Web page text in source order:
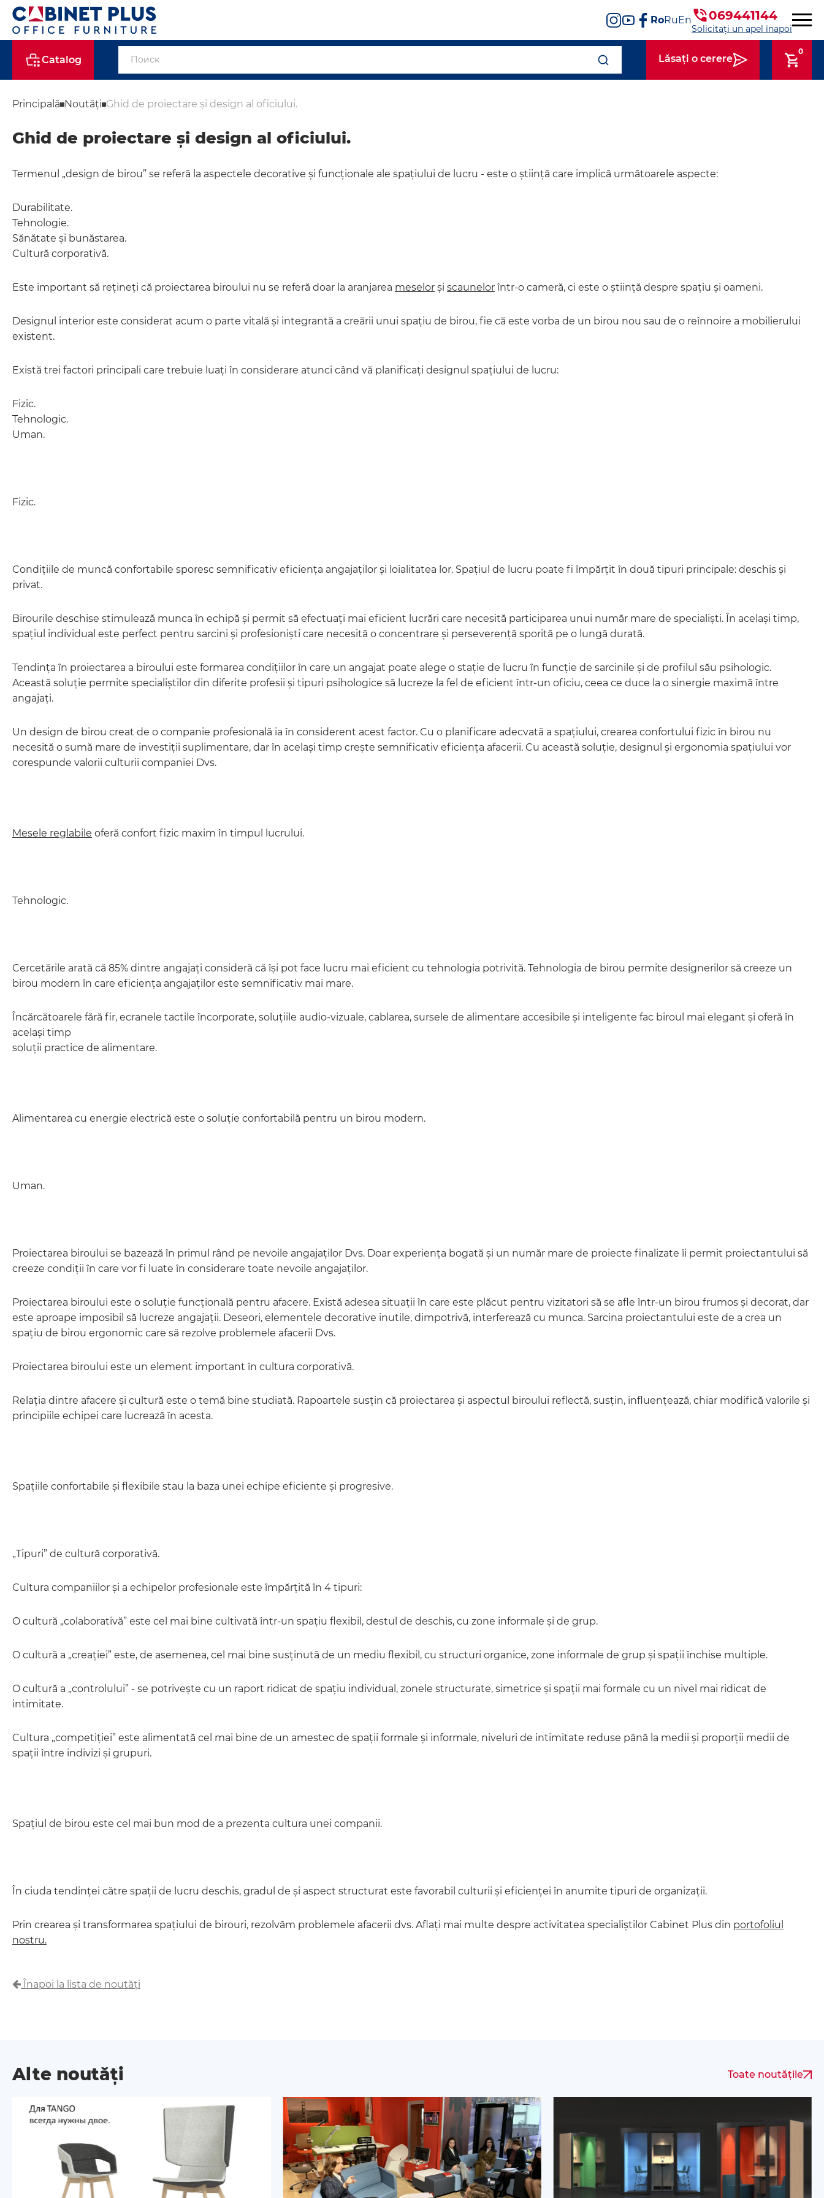
RoRuEn 069441144
Solicitați un apel înapoi
Catalog Lăsați o cerere
0
Principală Noutăți Ghid de proiectare și design al oficiului.
Ghid de proiectare și design al oficiului.
Termenul „design de birou” se referă la aspectele decorative și funcționale ale spațiului de lucru - este o știință care implică următoarele aspecte:
Durabilitate.
Tehnologie.
Sănătate și bunăstarea.
Cultură corporativă.
Este important să rețineți că proiectarea biroului nu se referă doar la aranjarea meselor și scaunelor într-o cameră, ci este o știință despre spațiu și oameni.
Designul interior este considerat acum o parte vitală și integrantă a creării unui spațiu de birou, fie că este vorba de un birou nou sau de o reînnoire a mobilierului
existent.
Există trei factori principali care trebuie luați în considerare atunci când vă planificați designul spațiului de lucru:
Fizic.
Tehnologic.
Uman.
Fizic.
Condițiile de muncă confortabile sporesc semnificativ eficiența angajaților și loialitatea lor. Spațiul de lucru poate fi împărțit în două tipuri principale: deschis și
privat.
Birourile deschise stimulează munca în echipă și permit să efectuați mai eficient lucrări care necesită participarea unui număr mare de specialiști. În același timp,
spațiul individual este perfect pentru sarcini și profesioniști care necesită o concentrare și perseverență sporită pe o lungă durată.
Tendința în proiectarea a biroului este formarea condițiilor în care un angajat poate alege o stație de lucru în funcție de sarcinile și de profilul său psihologic.
Această soluție permite specialiștilor din diferite profesii și tipuri psihologice să lucreze la fel de eficient într-un oficiu, ceea ce duce la o sinergie maximă între
angajați.
Un design de birou creat de o companie profesională ia în considerent acest factor. Cu o planificare adecvată a spațiului, crearea confortului fizic în birou nu
necesită o sumă mare de investiții suplimentare, dar în același timp crește semnificativ eficiența afacerii. Cu această soluție, designul și ergonomia spațiului vor
corespunde valorii culturii companiei Dvs.
Mesele reglabile oferă confort fizic maxim în timpul lucrului.
Tehnologic.
Cercetările arată că 85% dintre angajați consideră că își pot face lucru mai eficient cu tehnologia potrivită. Tehnologia de birou permite designerilor să creeze un
birou modern în care eficiența angajaților este semnificativ mai mare.
Încărcătoarele fără fir, ecranele tactile încorporate, soluțiile audio-vizuale, cablarea, sursele de alimentare accesibile și inteligente fac biroul mai elegant și oferă în
același timp
soluții practice de alimentare.
Alimentarea cu energie electrică este o soluție confortabilă pentru un birou modern.
Uman.
Proiectarea biroului se bazează în primul rând pe nevoile angajaților Dvs. Doar experiența bogată și un număr mare de proiecte finalizate îi permit proiectantului să
creeze condiții în care vor fi luate în considerare toate nevoile angajaților.
Proiectarea biroului este o soluție funcțională pentru afacere. Există adesea situații în care este plăcut pentru vizitatori să se afle într-un birou frumos și decorat, dar
este aproape imposibil să lucreze angajații. Deseori, elementele decorative inutile, dimpotrivă, interferează cu munca. Sarcina proiectantului este de a crea un
spațiu de birou ergonomic care să rezolve problemele afacerii Dvs.
Proiectarea biroului este un element important în cultura corporativă.
Relația dintre afacere și cultură este o temă bine studiată. Rapoartele susțin că proiectarea și aspectul biroului reflectă, susțin, influențează, chiar modifică valorile și
principiile echipei care lucrează în acesta.
Spațiile confortabile și flexibile stau la baza unei echipe eficiente și progresive.
„Tipuri” de cultură corporativă.
Cultura companiilor și a echipelor profesionale este împărțită în 4 tipuri:
O cultură „colaborativă” este cel mai bine cultivată într-un spațiu flexibil, destul de deschis, cu zone informale și de grup.
O cultură a „creației” este, de asemenea, cel mai bine susținută de un mediu flexibil, cu structuri organice, zone informale de grup și spații închise multiple.
O cultură a „controlului” - se potrivește cu un raport ridicat de spațiu individual, zonele structurate, simetrice și spații mai formale cu un nivel mai ridicat de
intimitate.
Cultura „competiției” este alimentată cel mai bine de un amestec de spații formale și informale, niveluri de intimitate reduse până la medii și proporții medii de
spații între indivizi și grupuri.
Spațiul de birou este cel mai bun mod de a prezenta cultura unei companii.
În ciuda tendinței către spații de lucru deschis, gradul de și aspect structurat este favorabil culturii și eficienței în anumite tipuri de organizații.
Prin crearea și transformarea spațiului de birouri, rezolvăm problemele afacerii dvs. Aflați mai multe despre activitatea specialiștilor Cabinet Plus din portofoliul
nostru.
Înapoi la lista de noutăți
Alte noutăți Toate noutățile